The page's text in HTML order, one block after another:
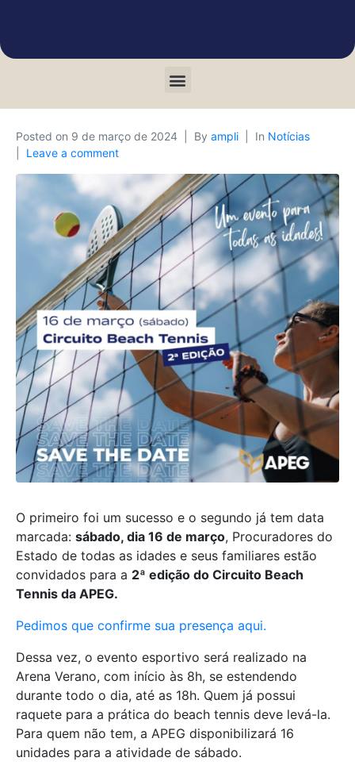
Posted on 9 de março de 2024 By ampli In Notícias
Leave a comment
O primeiro foi um sucesso e o segundo já tem data
marcada: sábado, dia 16 de março, Procuradores do
Estado de todas as idades e seus familiares estão
convidados para a 2ª edição do Circuito Beach
Tennis da APEG.
Pedimos que confirme sua presença aqui.
Dessa vez, o evento esportivo será realizado na
Arena Verano, com início às 8h, se estendendo
durante todo o dia, até as 18h. Quem já possui
raquete para a prática do beach tennis deve levá-la.
Para quem não tem, a APEG disponibilizará 16
unidades para a atividade de sábado.